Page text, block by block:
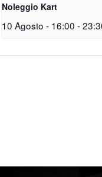
Noleggio Kart
10 Agosto - 16:00 -